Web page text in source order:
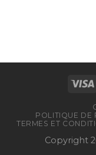
POLITIQUE DE
TERMES ET
Copyright